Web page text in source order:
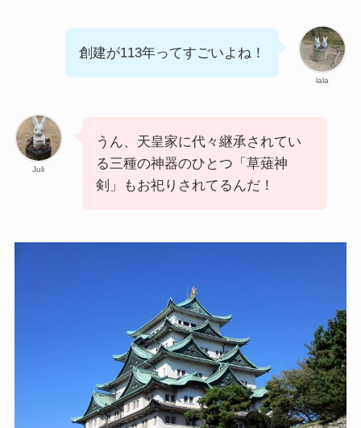
lala
創建が113年ってすごいよね！
Juli
うん、天皇家に代々継承されてい
る三種の神器のひとつ「草薙神
剣」もお祀りされてるんだ！